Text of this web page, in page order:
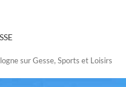
sur Gesse, Sports et Loisirs